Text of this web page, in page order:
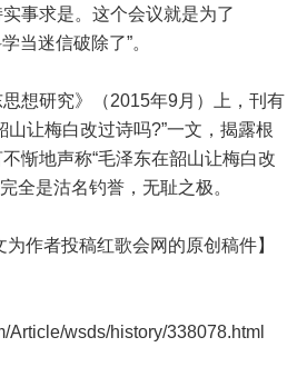
事求是。这个会议就是为了
当迷信破除了”。
研究》（2015年9月）上，刊有
山让梅白改过诗吗?”一文，揭露根
惭地声称“毛泽东在韶山让梅白改
全是沽名钓誉，无耻之极。
者投稿红歌会网的原创稿件】
Article/wsds/history/338078.html